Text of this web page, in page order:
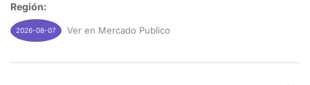
Región:
2026-08-07 Ver en Mercado Publico